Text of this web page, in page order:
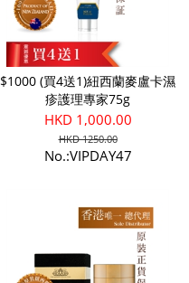
$1000 (買4送1)紐西蘭麥盧卡濕
疹護理專家75g
HKD 1,000.00
HKD 1250.00
No.:VIPDAY47